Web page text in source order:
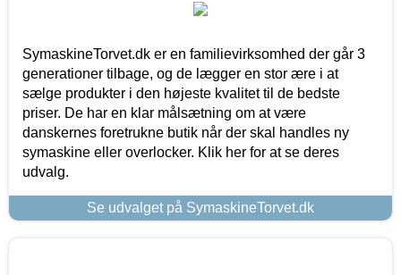
SymaskineTorvet.dk er en familievirksomhed der går 3
generationer tilbage, og de lægger en stor ære i at
sælge produkter i den højeste kvalitet til de bedste
priser. De har en klar målsætning om at være
danskernes foretrukne butik når der skal handles ny
symaskine eller overlocker. Klik her for at se deres
udvalg.
Se udvalget på SymaskineTorvet.dk